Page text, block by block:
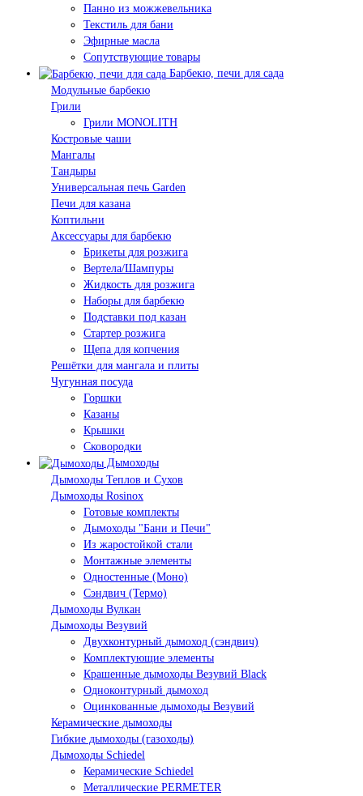
Панно из можжевельника
Текстиль для бани
Эфирные масла
Сопутствующие товары
Барбекю, печи для сада
Модульные барбекю
Грили
Грили MONOLITH
Костровые чаши
Мангалы
Тандыры
Универсальная печь Garden
Печи для казана
Коптильни
Аксессуары для барбекю
Брикеты для розжига
Вертела/Шампуры
Жидкость для розжига
Наборы для барбекю
Подставки под казан
Стартер розжига
Щепа для копчения
Решётки для мангала и плиты
Чугунная посуда
Горшки
Казаны
Крышки
Сковородки
Дымоходы
Дымоходы Теплов и Сухов
Дымоходы Rosinox
Готовые комплекты
Дымоходы "Бани и Печи"
Из жаростойкой стали
Монтажные элементы
Одностенные (Моно)
Сэндвич (Термо)
Дымоходы Вулкан
Дымоходы Везувий
Двухконтурный дымоход (сэндвич)
Комплектующие элементы
Крашенные дымоходы Везувий Black
Одноконтурный дымоход
Оцинкованные дымоходы Везувий
Керамические дымоходы
Гибкие дымоходы (газоходы)
Дымоходы Schiedel
Керамические Schiedel
Металлические PERMETER